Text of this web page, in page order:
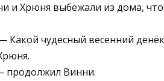
и Хрюня выбежали из дома,
чудесный весенний
продолжил Винни.